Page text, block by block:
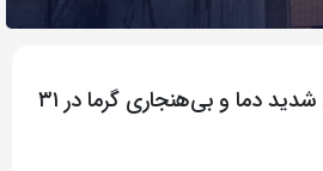
هشدار نارنجی افزایش شدید دما و بی‌هنجاری گرما در ۳۱